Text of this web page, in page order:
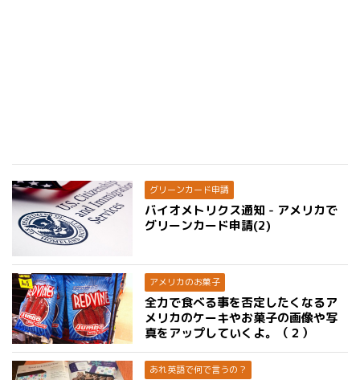
グリーンカード申請
バイオメトリクス通知 - アメリカで
グリーンカード申請(2)
アメリカのお菓子
全力で食べる事を否定したくなるア
メリカのケーキやお菓子の画像や写
真をアップしていくよ。（２）
あれ英語で何で言うの？